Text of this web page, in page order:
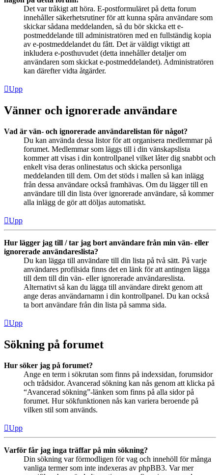
Det var tråkigt att höra. E-postformuläret på detta forum
innehåller säkerhetsrutiner för att kunna spåra användare som
skickar sådana meddelanden, så du bör skicka ett e-
postmeddelande till administratören med en fullständig kopia
av e-postmeddelandet du fått. Det är väldigt viktigt att
inkludera e-posthuvudet (detta innehåller detaljer om
användaren som skickat e-postmeddelandet). Administratören
kan därefter vidta åtgärder.
Upp
Vänner och ignorerade användare
Vad är vän- och ignorerade användarelistan för något?
Du kan använda dessa listor för att organisera medlemmar på
forumet. Medlemmar som läggs till i din vänskapslista
kommer att visas i din kontrollpanel vilket låter dig snabbt och
enkelt visa deras onlinestatus och skicka personliga
meddelanden till dem. Om det stöds i mallen så kan inlägg
från dessa användare också framhävas. Om du lägger till en
användare till din lista över ignorerade användare, så kommer
alla inlägg de gör att döljas automatiskt.
Upp
Hur lägger jag till / tar jag bort användare från min vän- eller
ignorerade användareslista?
Du kan lägga till användare till din lista på två sätt. På varje
användares profilsida finns det en länk för att antingen lägga
till dem till din vän- eller ignorerade användareslista.
Alternativt så kan du lägga till användare direkt genom att
ange deras användarnamn i din kontrollpanel. Du kan också
ta bort användare från din lista på samma sida.
Upp
Sökning på forumet
Hur söker jag på forumet?
Ange en term i sökrutan som finns på indexsidan, forumsidor
och trådsidor. Avancerad sökning kan nås genom att klicka på
“Avancerad sökning”-länken som finns på alla sidor på
forumet. Hur sökfunktionen nås kan variera beroende på
vilken stil som används.
Upp
Varför får jag inga träffar på min sökning?
Din sökning var förmodligen för vag och innehöll för många
vanliga termer som inte indexeras av phpBB3. Var mer